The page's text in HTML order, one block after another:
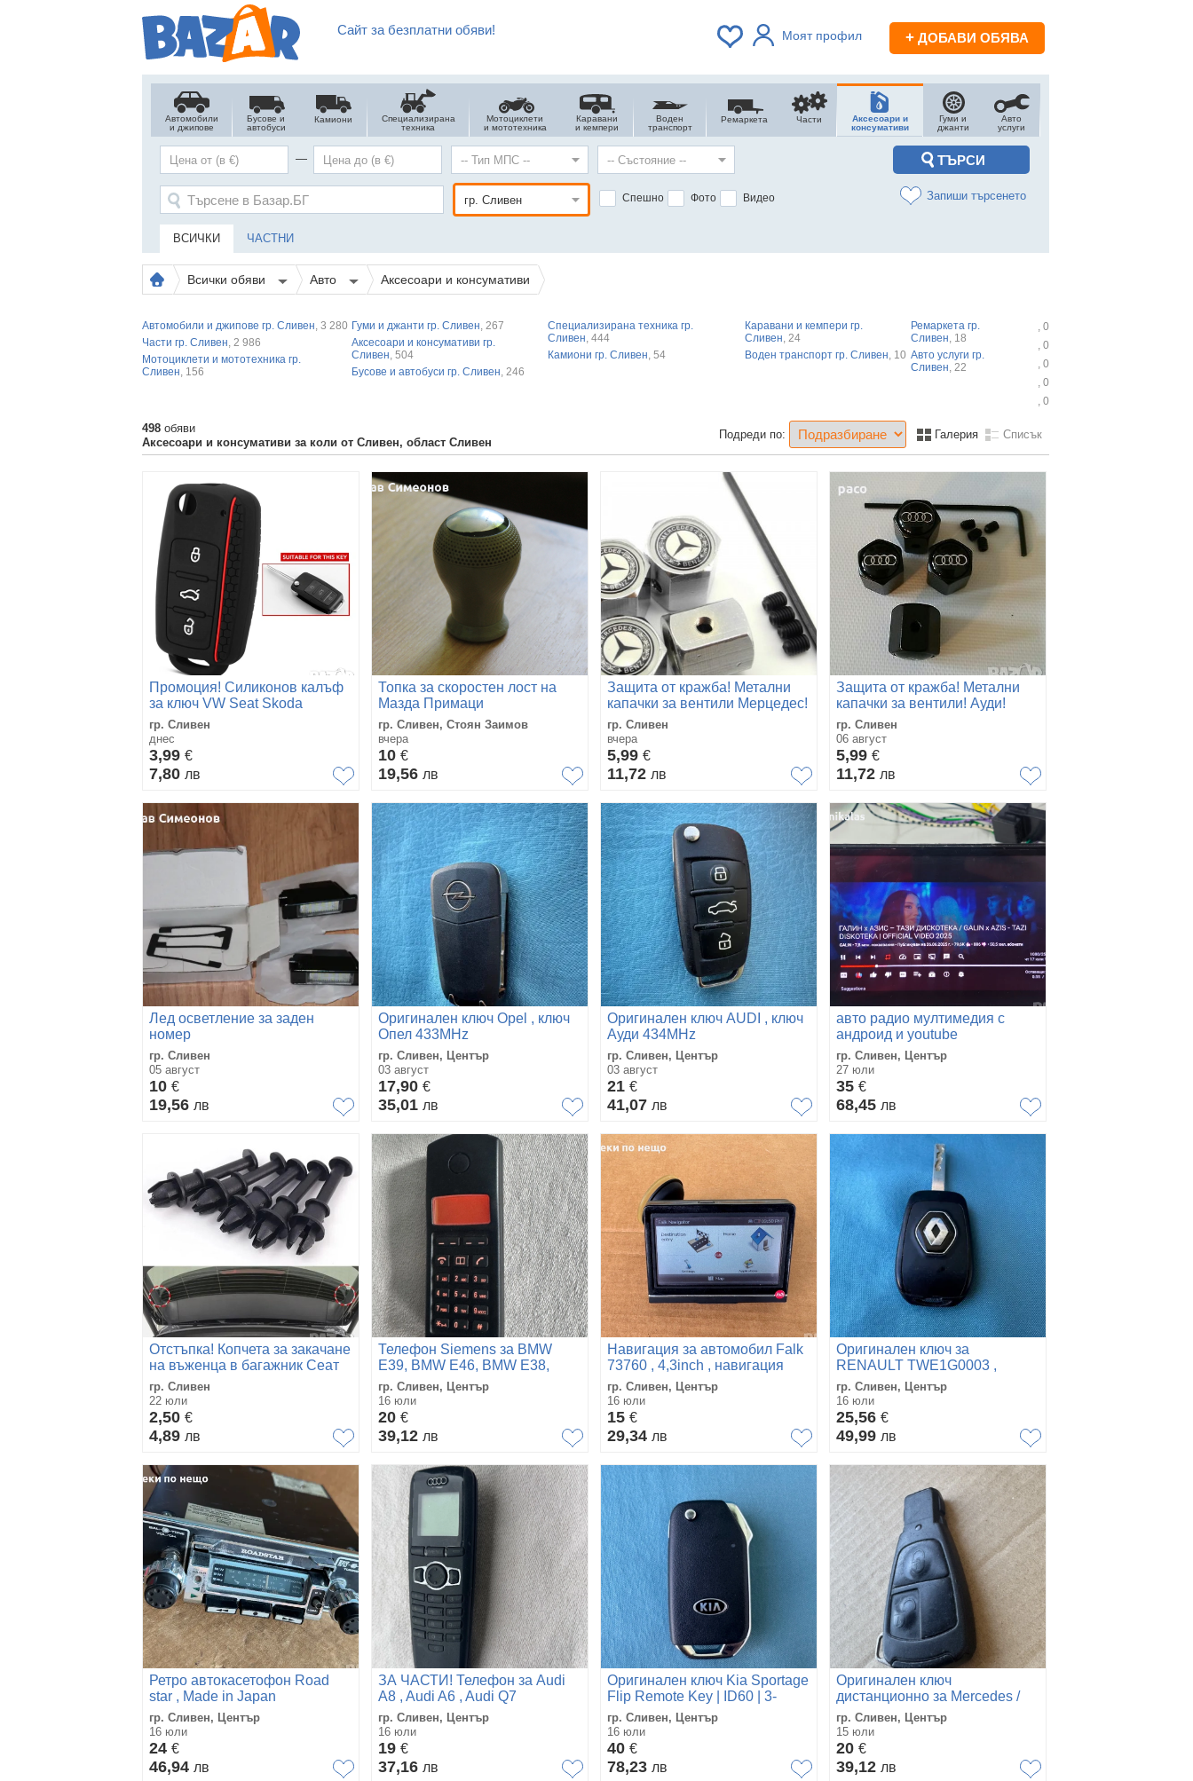
Сайт за безплатни обяви! Моят профил + ДОБАВИ ОБЯВА
Автомобили
и джипове
Бусове и
автобуси
Камиони
Специализирана
техника
Мотоциклети
и мототехника
Каравани
и кемпери
Воден
транспорт
Ремаркета Части
Аксесоари и
консумативи
Гуми и
джанти
Авто
услуги
—
Спешно Фото Видео Запиши търсенето
ВСИЧКИ ЧАСТНИ
Всички обяви Авто Аксесоари и консумативи
Автомобили и джипове гр. Сливен, 3 280
Части гр. Сливен, 2 986
Мотоциклети и мототехника гр.
Сливен, 156
Гуми и джанти гр. Сливен, 267
Аксесоари и консумативи гр.
Сливен, 504
Бусове и автобуси гр. Сливен, 246
Специализирана техника гр.
Сливен, 444
Камиони гр. Сливен, 54
Каравани и кемпери гр.
Сливен, 24
Воден транспорт гр. Сливен, 10
Ремаркета гр.
Сливен, 18
Авто услуги гр.
Сливен, 22
, 0
, 0
, 0
, 0
, 0
498 обяви
Аксесоари и консумативи за коли от Сливен, област Сливен
Подреди по: Галерия Списък
Промоция! Силиконов калъф
за ключ VW Seat Skoda
гр. Сливен
днес
3,99 €
7,80 лв
Топка за скоростен лост на
Мазда Примаци
гр. Сливен, Стоян Заимов
вчера
10 €
19,56 лв
Защита от кражба! Метални
капачки за вентили Мерцедес!
гр. Сливен
вчера
5,99 €
11,72 лв
Защита от кражба! Метални
капачки за вентили! Ауди!
гр. Сливен
06 август
5,99 €
11,72 лв
Лед осветление за заден
номер
гр. Сливен
05 август
10 €
19,56 лв
Оригинален ключ Opel , ключ
Опел 433MHz
гр. Сливен, Център
03 август
17,90 €
35,01 лв
Оригинален ключ AUDI , ключ
Ауди 434MHz
гр. Сливен, Център
03 август
21 €
41,07 лв
авто радио мултимедия с
андроид и youtube
гр. Сливен, Център
27 юли
35 €
68,45 лв
Отстъпка! Копчета за закачане
на въженца в багажник Сеат
Ауди VW Skoda
гр. Сливен
22 юли
2,50 €
4,89 лв
Телефон Siemens за BMW
E39, BMW E46, BMW E38,
BMW E65 и др.
гр. Сливен, Център
16 юли
20 €
39,12 лв
Навигация за автомобил Falk
73760 , 4,3inch , навигация
Falk
гр. Сливен, Център
16 юли
15 €
29,34 лв
Оригинален ключ за
RENAULT TWЕ1G0003 ,
Честота: 433 mHz
гр. Сливен, Център
16 юли
25,56 €
49,99 лв
Ретро автокасетофон Road
star , Made in Japan
гр. Сливен, Център
16 юли
24 €
46,94 лв
ЗА ЧАСТИ! Телефон за Audi
A8 , Audi A6 , Audi Q7
гр. Сливен, Център
16 юли
19 €
37,16 лв
Оригинален ключ Kia Sportage
Flip Remote Key | ID60 | 3-
Buttons | KK12 | 433MHz |
D9420
гр. Сливен, Център
16 юли
40 €
78,23 лв
Оригинален ключ
дистанционно за Mercedes /
Мерцедес рибка - 2 бутона
гр. Сливен, Център
15 юли
20 €
39,12 лв